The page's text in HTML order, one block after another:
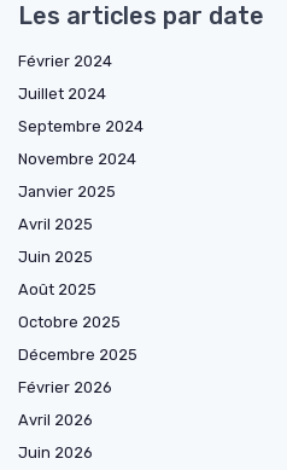
Les articles par date
Février 2024
Juillet 2024
Septembre 2024
Novembre 2024
Janvier 2025
Avril 2025
Juin 2025
Août 2025
Octobre 2025
Décembre 2025
Février 2026
Avril 2026
Juin 2026